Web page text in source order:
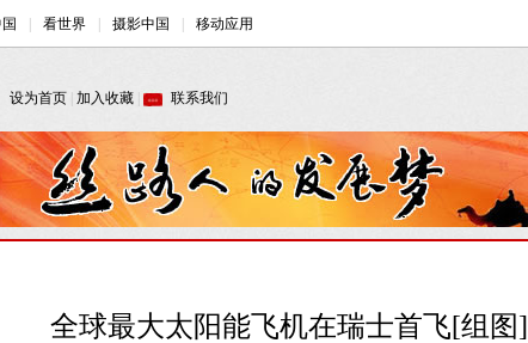
全球最大太阳能飞机在瑞士首飞[组图]